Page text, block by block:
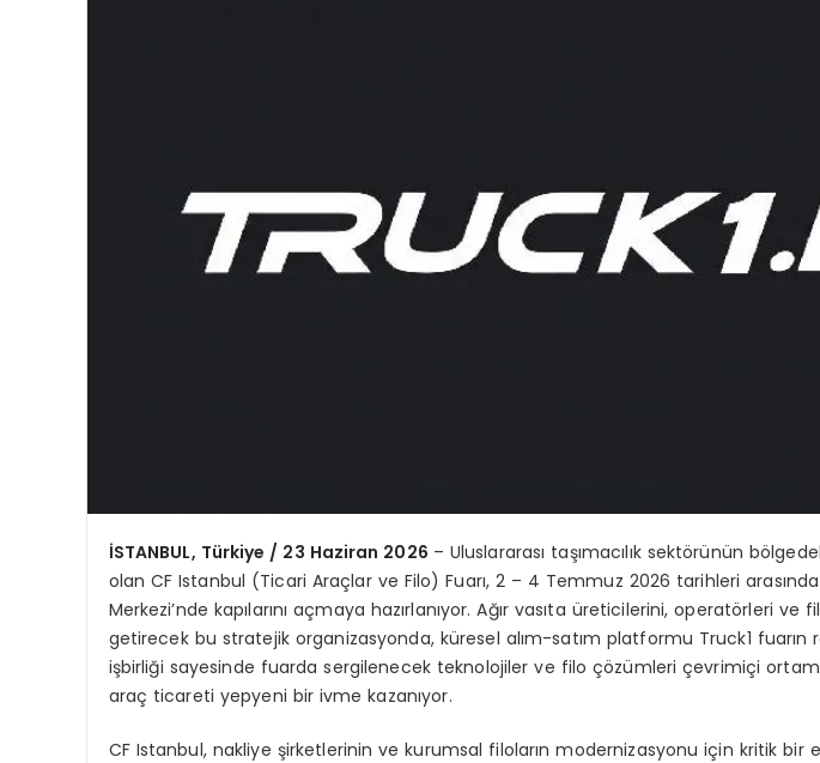
İSTANBUL, Türkiye / 23 Haziran 2026 – Uluslararası taşımacılık sektörünün
olan CF Istanbul (Ticari Araçlar ve Filo) Fuarı, 2 – 4 Temmuz 2026 tarihleri
Merkezi’nde kapılarını açmaya hazırlanıyor. Ağır vasıta üreticilerini, operatörleri
getirecek bu stratejik organizasyonda, küresel alım-satım platformu Truck1 fuarın
işbirliği sayesinde fuarda sergilenecek teknolojiler ve filo çözümleri çevrimiçi ortama
araç ticareti yepyeni bir ivme kazanıyor.
CF Istanbul, nakliye şirketlerinin ve kurumsal filoların modernizasyonu için kritik bir